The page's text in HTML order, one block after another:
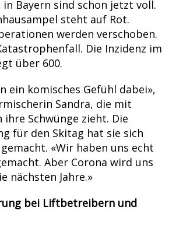
in Bayern sind schon jetzt voll.
steht auf Rot.
werden verschoben.
Die Inzidenz im
über 600.
ein komisches Gefühl dabei»,
Sandra, die mit
ihre Schwünge zieht. Die
für den Skitag hat sie sich
«Wir haben uns echt
Aber Corona wird uns
nächsten Jahre.»
bei Liftbetreibern und